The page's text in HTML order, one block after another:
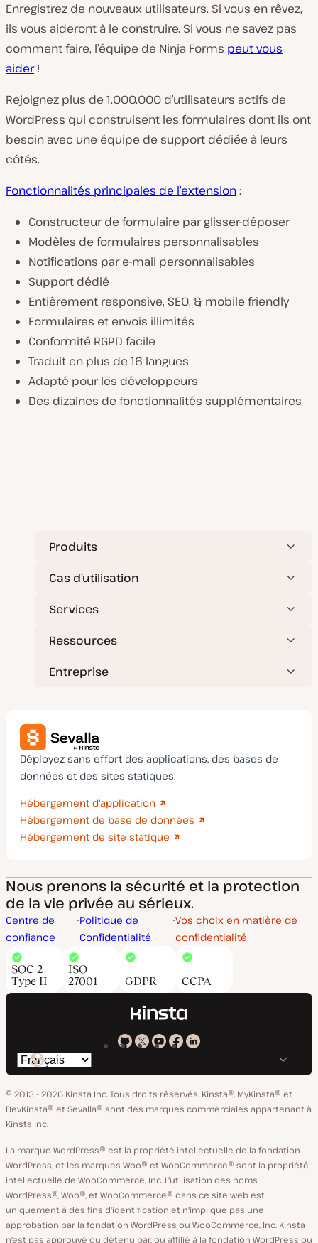
Enregistrez de nouveaux utilisateurs. Si vous en rêvez,
ils vous aideront à le construire. Si vous ne savez pas
comment faire, l’équipe de Ninja Forms peut vous
aider!
Rejoignez plus de 1.000.000 d’utilisateurs actifs de
WordPress qui construisent les formulaires dont ils ont
besoin avec une équipe de support dédiée à leurs
côtés.
Fonctionnalités principales de l’extension:
Constructeur de formulaire par glisser-déposer
Modèles de formulaires personnalisables
Notifications par e-mail personnalisables
Support dédié
Entièrement responsive, SEO, & mobile friendly
Formulaires et envois illimités
Conformité RGPD facile
Traduit en plus de 16 langues
Adapté pour les développeurs
Des dizaines de fonctionnalités supplémentaires
Produits
Cas d’utilisation
Services
Ressources
Entreprise
Déployez sans effort des applications, des bases de
données et des sites statiques.
Hébergement d'application
Hébergement de base de données
Hébergement de site statique
Nous prenons la sécurité et la protection
de la vie privée au sérieux.
Centre de
confiance
Politique de
Confidentialité
Vos choix en matière de
confidentialité
SOC 2
Type II
ISO
27001
GDPR CCPA
Kinsta
GitHub
Kinsta
X
Kinsta
YouTube
Kinsta
Facebook
Kinsta
LinkedIn
Changer
de
langue
© 2013 - 2026 Kinsta Inc. Tous droits réservés. Kinsta®, MyKinsta® et
DevKinsta® et Sevalla® sont des marques commerciales appartenant à
Kinsta Inc.
La marque WordPress® est la propriété intellectuelle de la fondation
WordPress, et les marques Woo® et WooCommerce® sont la propriété
intellectuelle de WooCommerce, Inc. L'utilisation des noms
WordPress®, Woo®, et WooCommerce® dans ce site web est
uniquement à des fins d'identification et n'implique pas une
approbation par la fondation WordPress ou WooCommerce, Inc. Kinsta
n'est pas approuvé ou détenu par, ou affilié à la fondation WordPress ou